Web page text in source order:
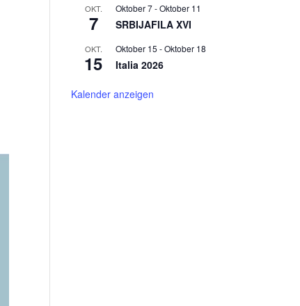
OKT.
7
Oktober 7-Oktober 11
SRBIJAFILA XVI
OKT.
15
Oktober 15 -Oktober 18
Italia 2026
Kalender anzeigen